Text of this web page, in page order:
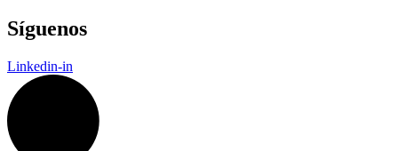
Síguenos
Linkedin-in